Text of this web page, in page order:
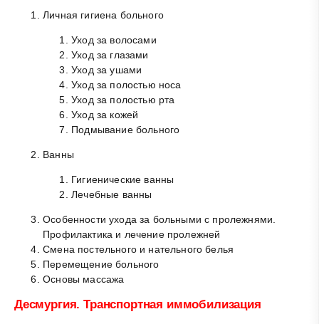
Личная гигиена больного
Уход за волосами
Уход за глазами
Уход за ушами
Уход за полостью носа
Уход за полостью рта
Уход за кожей
Подмывание больного
Ванны
Гигиенические ванны
Лечебные ванны
Особенности ухода за больными с пролежнями.
Профилактика и лечение пролежней
Смена постельного и нательного белья
Перемещение больного
Основы массажа
Десмургия. Транспортная иммобилизация